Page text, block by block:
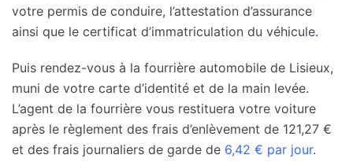
votre permis de conduire, l’attestation d’assurance
ainsi que le certificat d’immatriculation du véhicule.
Puis rendez-vous à la fourrière automobile de Lisieux,
muni de votre carte d’identité et de la main levée.
L’agent de la fourrière vous restituera votre voiture
après le règlement des frais d’enlèvement de 121,27 €
et des frais journaliers de garde de 6,42 € par jour.